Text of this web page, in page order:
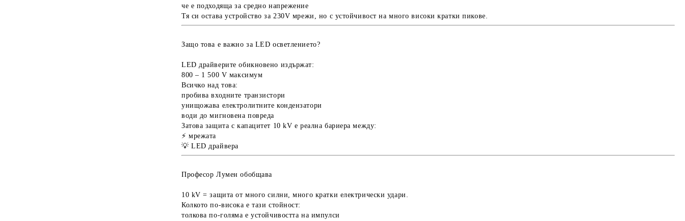
че е подходяща за средно напрежение
Тя си остава устройство за230V мрежи , но с устойчивост намного високи кратки пикове.
Защо това е важно за LED осветлението?
LED драйверите обикновено издържат:
800 – 1 500 V максимум
Всичко над това:
пробива входните транзистори
унищожава електролитните кондензатори
води до мигновена повреда
Затова защита с капацитет 10 kV е реална бариера между:
⚡ мрежата
💡 LED драйвера
Професор Лумен обобщава
10 kV = защита от много силни, много кратки електрически удари.
Колкото по-висока е тази стойност:
толкова по-голяма е устойчивостта на импулси